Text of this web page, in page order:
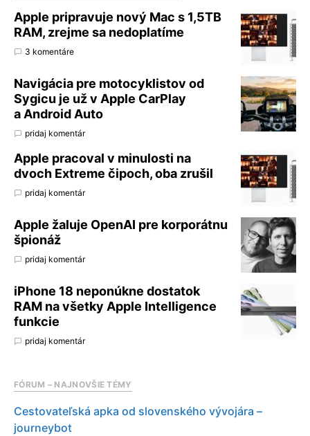
Apple pripravuje nový Mac s 1,5TB
RAM, zrejme sa nedoplatíme
3 komentáre
Navigácia pre motocyklistov od
Sygicu je už v Apple CarPlay
a Android Auto
pridaj komentár
Apple pracoval v minulosti na
dvoch Extreme čipoch, oba zrušil
pridaj komentár
Apple žaluje OpenAI pre korporátnu
špionáž
pridaj komentár
iPhone 18 neponúkne dostatok
RAM na všetky Apple Intelligence
funkcie
pridaj komentár
FÓRUM – NAJNOVŠIE TÉMY
Cestovateľská apka od slovenského vývojára –
journeybot